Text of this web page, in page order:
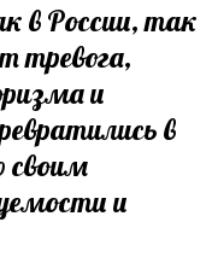
в России, так
тревога,
и
в
своим
и